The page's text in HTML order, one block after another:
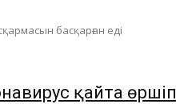
басқарған еді
қайта өршіп